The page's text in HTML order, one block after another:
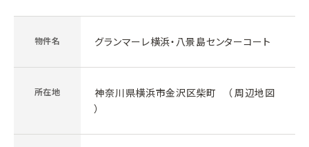
物件名 グランマーレ横浜・八景島センターコート
所在地 神奈川県横浜市金沢区柴町 （ 周辺地図
）